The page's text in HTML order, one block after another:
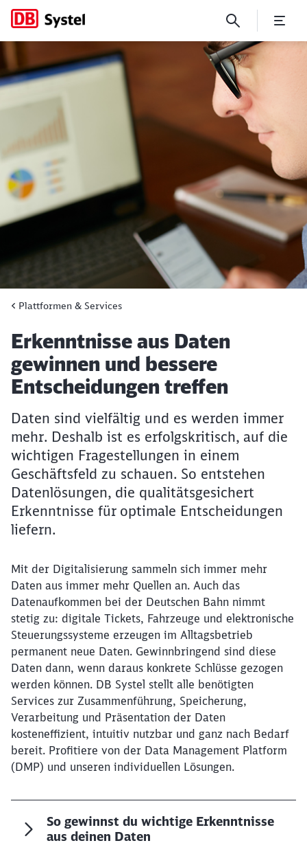
Erkenntnisse aus Daten
Plattformen & Services
Artikel:
Erkenntnisse aus Daten
gewinnen und bessere
Entscheidungen treffen
Daten sind vielfältig und es werden immer
mehr. Deshalb ist es erfolgskritisch, auf die
wichtigen Fragestellungen in einem
Geschäftsfeld zu schauen. So entstehen
Datenlösungen, die qualitätsgesichert
Erkenntnisse für optimale Entscheidungen
liefern.
Mit der Digitalisierung sammeln sich immer mehr
Daten aus immer mehr Quellen an. Auch das
Datenaufkommen bei der Deutschen Bahn nimmt
stetig zu: digitale Tickets, Fahrzeuge und elektronische
Steuerungssysteme erzeugen im Alltagsbetrieb
permanent neue Daten. Gewinnbringend sind diese
Daten dann, wenn daraus konkrete Schlüsse gezogen
werden können. DB Systel stellt alle benötigten
Services zur Zusammenführung, Speicherung,
Verarbeitung und Präsentation der Daten
kosteneffizient, intuitiv nutzbar und ganz nach Bedarf
bereit. Profitiere von der Data Management Platform
(DMP) und unseren individuellen Lösungen.
So gewinnst du wichtige Erkenntnisse
aus deinen Daten